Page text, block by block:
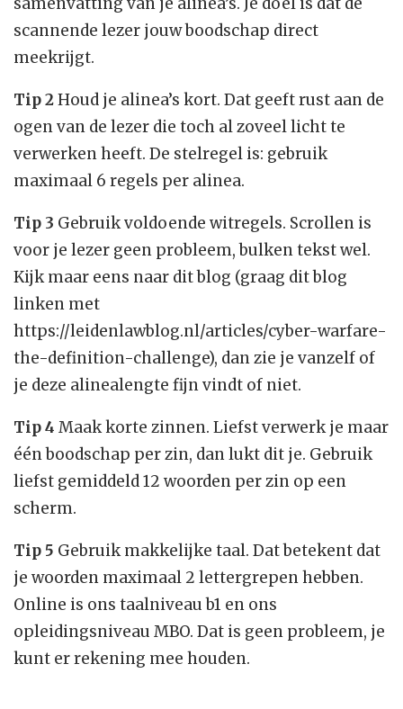
scannende lezer jouw boodschap direct
meekrijgt.
Tip 2Houd je alinea’s kort. Dat geeft rust aan de
ogen van de lezer die toch al zoveel licht te
verwerken heeft. De stelregel is: gebruik
maximaal 6 regels per alinea.
Tip 3 Gebruik voldoende witregels. Scrollen is
voor je lezer geen probleem, bulken tekst wel.
Kijk maar eens naar dit blog (graag dit blog
linken met
https://leidenlawblog.nl/articles/cyber-warfare-
the-definition-challenge), dan zie je vanzelf of
je deze alinealengte fijn vindt of niet.
Tip 4 Maak korte zinnen. Liefst verwerk je maar
één boodschap per zin, dan lukt dit je. Gebruik
liefst gemiddeld 12 woorden per zin op een
scherm.
Tip 5 Gebruik makkelijke taal. Dat betekent dat
je woorden maximaal 2 lettergrepen hebben.
Online is ons taalniveau b1 en ons
opleidingsniveau MBO. Dat is geen probleem, je
kunt er rekening mee houden.